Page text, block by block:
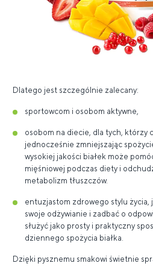
Dlatego jest szczególnie zalecany:
sportowcom i osobom aktywne,
osobom na diecie, dla tych, którzy
jednocześnie zmniejszając
wysokiej jakości białek może
mięśniowej podczas diety i
metabolizm tłuszczów.
entuzjastom zdrowego stylu życia,
swoje odżywianie i zadbać o
służyć jako prosty i praktyczny
dziennego spożycia białka.
Dzięki pysznemu smakowi świetnie